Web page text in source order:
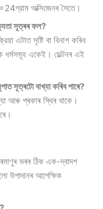
অক্সিজেনৰ সৈতে।
সূত্ৰৰ ফল?
এটাত সৃষ্টি বা বিনাশ কৰিব
ধর্মসমূহ একেই। ডেল্টনৰ এই
সূত্ৰটো বাখ্যা কৰিব পাৰে?
আৰু প্ৰকাৰ স্থিৰ থাকে।
ভৰৰ ঠিক এক-দ্বাদশ
উপাদানৰ আপেক্ষিক